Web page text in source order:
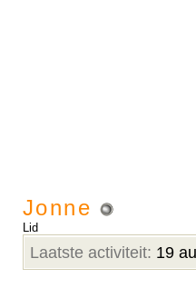
Jonne
Lid
Laatste activiteit: 19